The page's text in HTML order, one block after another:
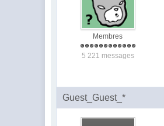
Membres
5 221 messages
Guest_Guest_*